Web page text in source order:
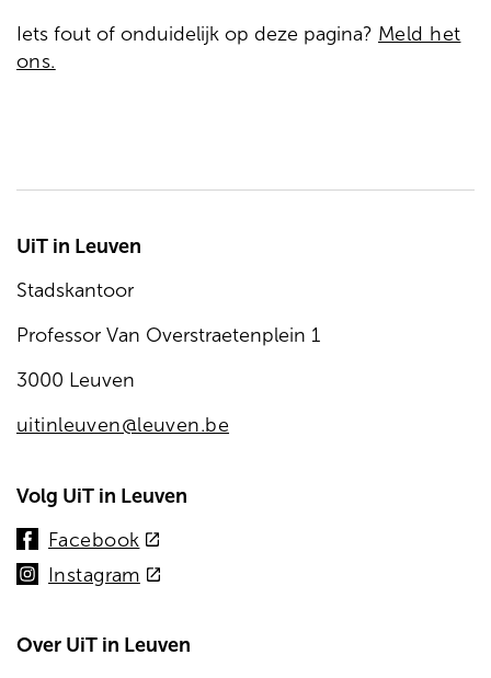
Iets fout of onduidelijk op deze pagina? Meld het
ons.
UiT in Leuven
Stadskantoor
Professor Van Overstraetenplein 1
3000 Leuven
uitinleuven@leuven.be
Volg UiT in Leuven
Facebook (externe
link)
Instagram(externe
Over UiT in Leuven